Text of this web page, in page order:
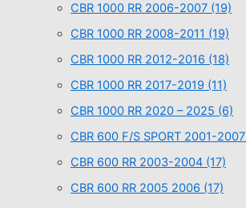
CBR 1000 RR 2006-2007 (19)
CBR 1000 RR 2008-2011 (19)
CBR 1000 RR 2012-2016 (18)
CBR 1000 RR 2017-2019 (11)
CBR 1000 RR 2020 – 2025 (6)
CBR 600 F/S SPORT 2001-2007
CBR 600 RR 2003-2004 (17)
CBR 600 RR 2005 2006 (17)